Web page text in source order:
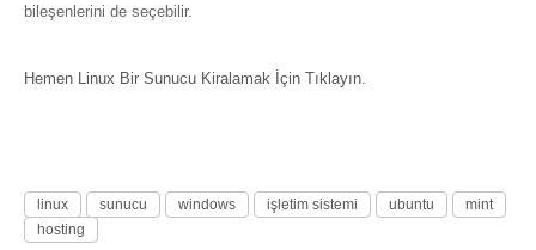
bileşenlerini de seçebilir.
Hemen Linux Bir Sunucu Kiralamak İçin Tıklayın.
linux sunucu windows işletim sistemi ubuntu
mint
hosting